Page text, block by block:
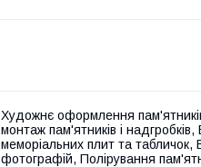
Художнє оформлення
монтаж пам'ятників і
меморіальних плит та табличок,
фотографій, Полірування